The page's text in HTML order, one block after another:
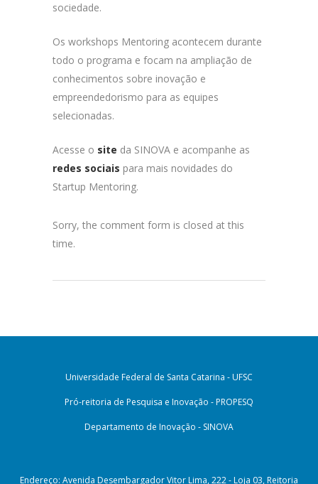
sociedade.
Os workshops Mentoring acontecem durante
todo o programa e focam na ampliação de
conhecimentos sobre inovação e
empreendedorismo para as equipes
selecionadas.
Acesse o site da SINOVA e acompanhe as
redes sociais para mais novidades do
Startup Mentoring.
Sorry, the comment form is closed at this
time.
Universidade Federal de Santa Catarina - UFSC
Pró-reitoria de Pesquisa e Inovação - PROPESQ
Departamento de Inovação - SINOVA
Endereço: Avenida Desembargador Vitor Lima, 222 - Loja 03, Reitoria